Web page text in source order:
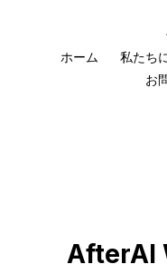
ホーム 私たち
お
AfterAI